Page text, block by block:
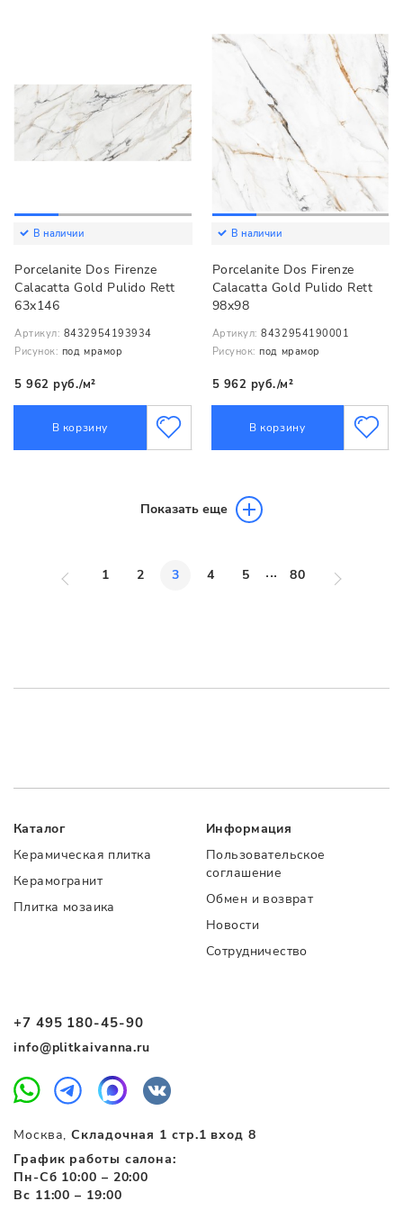
В наличии
Porcelanite Dos Firenze
Calacatta Gold Pulido Rett
63x146
Артикул: 8432954193934
Рисунок: под мрамор
5 962 руб./м²
В корзину
В наличии
Porcelanite Dos Firenze
Calacatta Gold Pulido Rett
98x98
Артикул: 8432954190001
Рисунок: под мрамор
5 962 руб./м²
В корзину
Показать еще
1 2 3 4 5 ... 80
+7 495 180-45-90
info@plitkaivanna.ru
Москва,Складочная 1 стр.1 вход 8
График работы салона:
Пн-Сб 10:00 – 20:00
Вс 11:00 – 19:00
Каталог
Керамическая плитка
Керамогранит
Плитка мозаика
Информация
Пользовательское
соглашение
Обмен и возврат
Новости
Сотрудничество